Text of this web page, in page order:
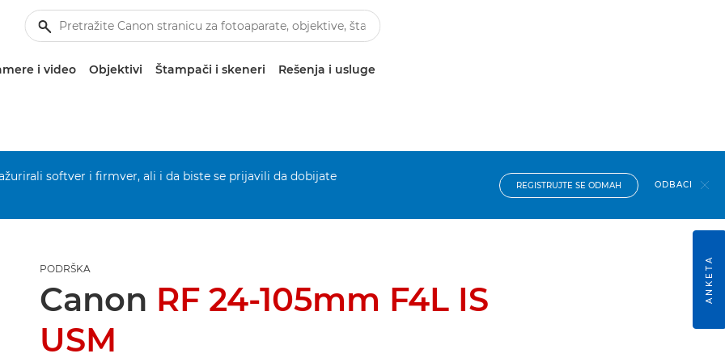
i video Objektivi Štampači i skeneri Rešenja i usluge
softver i firmver, ali i da biste se prijavili da dobijate
REGISTRUJTE SE ODMAH ODBACI
PODRŠKA
Canon RF 24-105mm F4L IS
USM
ANKETA